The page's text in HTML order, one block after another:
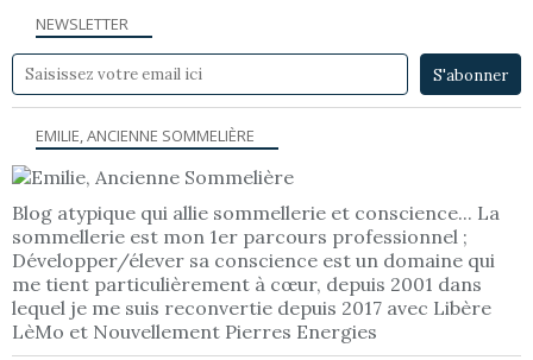
NEWSLETTER
EMILIE, ANCIENNE SOMMELIÈRE
Blog atypique qui allie sommellerie et conscience... La
sommellerie est mon 1er parcours professionnel ;
Développer/élever sa conscience est un domaine qui
me tient particulièrement à cœur, depuis 2001 dans
lequel je me suis reconvertie depuis 2017 avec Libère
LèMo et Nouvellement Pierres Energies